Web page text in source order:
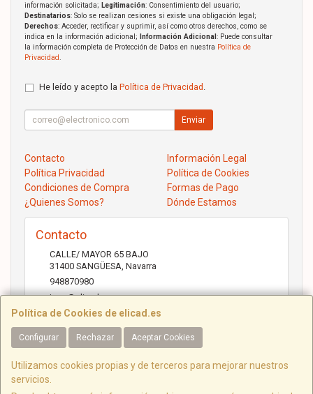
Política de Cookies de elicad.es
Configurar Rechazar Aceptar Cookies
Utilizamos cookies propias y de terceros para mejorar nuestros
servicios.
información solicitada; Legitimación: Consentimiento del usuario;
Destinatarios: Solo se realizan cesiones si existe una obligación legal;
Derechos: Acceder, rectificar y suprimir, así como otros derechos, como se
indica en la información adicional;
Información Adicional : Puede consultar
la información completa de Protección de Datos en nuestra Política de
Privacidad
He leído y acepto la Política de Privacidad
Enviar
Contacto
Información Legal
Política Privacidad
Política de Cookies
Condiciones de Compra
Formas de Pago
¿Quienes Somos?
Dónde Estamos
Contacto
CALLE/ MAYOR 65 BAJO
31400 SANGÜESA Navarra
948870980
jose@elicad.com
Horario
Lunes a Viernes 9:30 a 20:00 Sábados 10.00 a 14.00